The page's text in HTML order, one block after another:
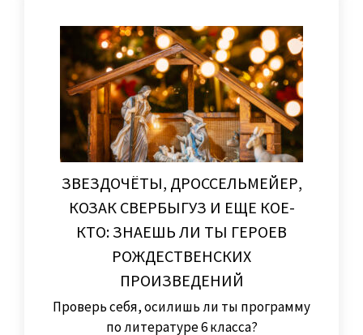
ЗВЕЗДОЧЁТЫ, ДРОССЕЛЬМЕЙЕР,
КОЗАК СВЕРБЫГУЗ И ЕЩЕ КОЕ-
КТО: ЗНАЕШЬ ЛИ ТЫ ГЕРОЕВ
РОЖДЕСТВЕНСКИХ
ПРОИЗВЕДЕНИЙ
Проверь себя, осилишь ли ты программу
по литературе 6 класса?